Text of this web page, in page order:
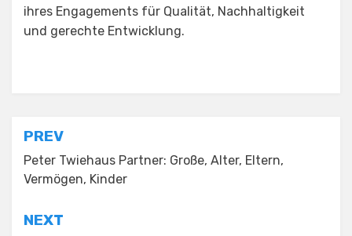
ihres Engagements für Qualität, Nachhaltigkeit
und gerechte Entwicklung.
Post
navigation
PREV
Peter Twiehaus Partner: Große, Alter, Eltern,
Vermögen, Kinder
NEXT